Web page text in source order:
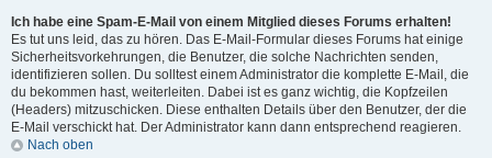
Ich habe eine Spam-E-Mail von einem Mitglied dieses Forums erhalten!
Es tut uns leid, das zu hören. Das E-Mail-Formular dieses Forums hat einige
Sicherheitsvorkehrungen, die Benutzer, die solche Nachrichten senden,
identifizieren sollen. Du solltest einem Administrator die komplette E-Mail, die
du bekommen hast, weiterleiten. Dabei ist es ganz wichtig, die Kopfzeilen
(Headers) mitzuschicken. Diese enthalten Details über den Benutzer, der die
E-Mail verschickt hat. Der Administrator kann dann entsprechend reagieren.
Nach oben